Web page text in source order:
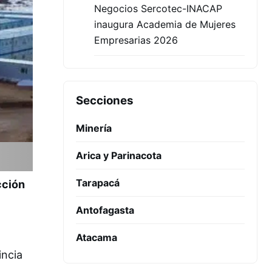
Negocios Sercotec-INACAP
inaugura Academia de Mujeres
Empresarias 2026
Secciones
Minería
Arica y Parinacota
Tarapacá
Antofagasta
Atacama